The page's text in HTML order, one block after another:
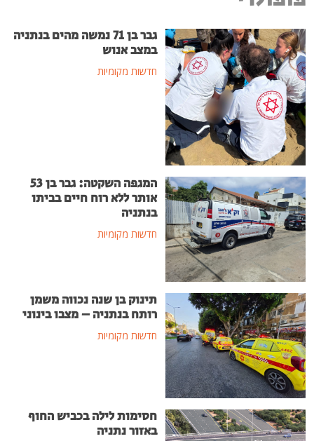
גבר בן 71 נמשה מהים בנתניה
במצב אנוש
חדשות מקומיות
המגפה השקטה: גבר בן 53
אותר ללא רוח חיים בביתו
בנתניה
חדשות מקומיות
תינוק בן שנה נכווה משמן
רותח בנתניה – מצבו בינוני
חדשות מקומיות
חסימות לילה בכביש החוף
באזור נתניה